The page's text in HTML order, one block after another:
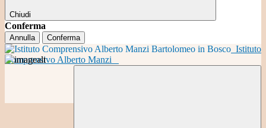
Chiudi
Conferma
Annulla Conferma
Istituto
Comprensivo Alberto Manzi